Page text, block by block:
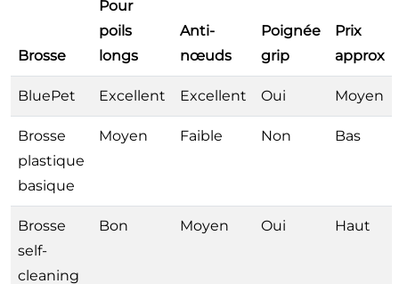
Brosse
Pour
poils
longs
Anti-
nœuds
Poignée
grip
Prix
approx
BluePet Excellent Excellent Oui Moyen
Brosse
plastique
basique
Moyen Faible Non Bas
Brosse
self-
cleaning
Bon Moyen Oui Haut